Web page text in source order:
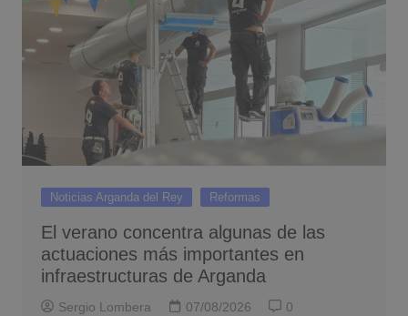
Noticias Arganda del Rey Reformas
El verano concentra algunas de las
actuaciones más importantes en
infraestructuras de Arganda
Sergio Lombera 07/08/2026 0